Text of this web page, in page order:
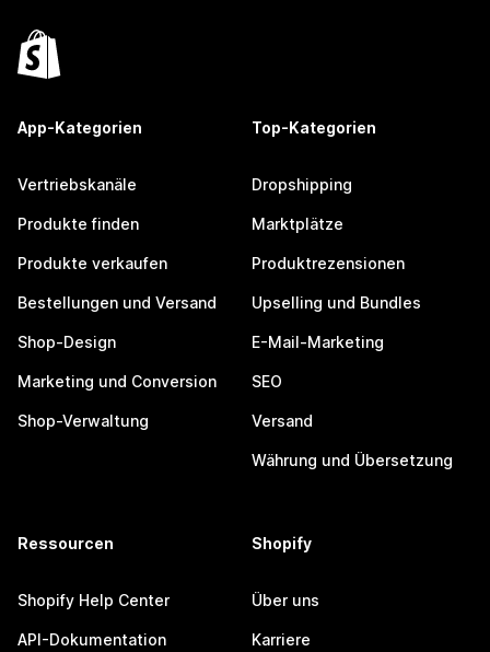
App-Kategorien
Vertriebskanäle
Produkte finden
Produkte verkaufen
Bestellungen und Versand
Shop-Design
Marketing und Conversion
Shop-Verwaltung
Top-Kategorien
Dropshipping
Marktplätze
Produktrezensionen
Upselling und Bundles
E-Mail-Marketing
SEO
Versand
Währung und Übersetzung
Ressourcen
Shopify Help Center
API-Dokumentation
Shopify
Über uns
Karriere